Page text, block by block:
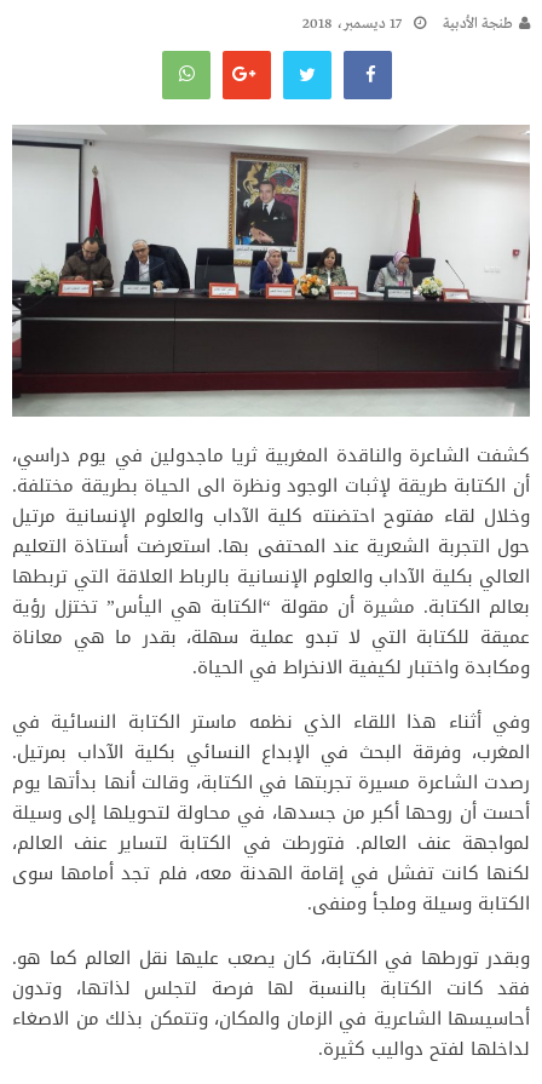
طنجة الأدبية 17 ديسمبر، 2018
كشفت الشاعرة والناقدة المغربية ثريا ماجدولين في يوم دراسي،
أن الكتابة طريقة لإثبات الوجود ونظرة الى الحياة بطريقة مختلفة.
وخلال لقاء مفتوح احتضنته كلية الآداب والعلوم الإنسانية مرتيل
حول التجربة الشعرية عند المحتفى بها. استعرضت أستاذة التعليم
العالي بكلية الآداب والعلوم الإنسانية بالرباط العلاقة التي تربطها
بعالم الكتابة. مشيرة أن مقولة “الكتابة هي اليأس” تختزل رؤية
عميقة للكتابة التي لا تبدو عملية سهلة، بقدر ما هي معاناة
ومكابدة واختبار لكيفية الانخراط في الحياة.
وفي أثناء هذا اللقاء الذي نظمه ماستر الكتابة النسائية في
المغرب، وفرقة البحث في الإبداع النسائي بكلية الآداب بمرتيل.
رصدت الشاعرة مسيرة تجربتها في الكتابة، وقالت أنها بدأتها يوم
أحست أن روحها أكبر من جسدها، في محاولة لتحويلها إلى وسيلة
لمواجهة عنف العالم. فتورطت في الكتابة لتساير عنف العالم،
لكنها كانت تفشل في إقامة الهدنة معه، فلم تجد أمامها سوى
الكتابة وسيلة وملجأ ومنفى.
وبقدر تورطها في الكتابة، كان يصعب عليها نقل العالم كما هو.
فقد كانت الكتابة بالنسبة لها فرصة لتجلس لذاتها، وتدون
أحاسيسها الشاعرية في الزمان والمكان، وتتمكن بذلك من الاصغاء
لداخلها لفتح دواليب كثيرة.